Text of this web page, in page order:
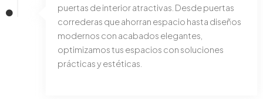
puertas de interior atractivas. Desde puertas
correderas que ahorran espacio hasta diseños
modernos con acabados elegantes,
optimizamos tus espacios con soluciones
prácticas y estéticas.